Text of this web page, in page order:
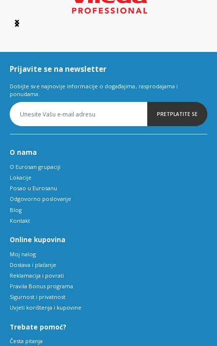
Item
6
Prijavite se na newsletter
Dobijte sve najnovije informacije o događajima, rasprodajama i
ponudama.
PRETPLATITE SE
O nama
O Eurosan grupaciji
Lokacije
Posao u Eurosanu
Odgovorno poslovanje
Blog
Kontakt
Online kupovina
Moj nalog
Dostava i plaćanje
Reklamacija i povrati
Pravila Bonus programa
Sigurnost i privatnost
Uvjeti korištenja i kupovine
Trebate pomoć?
Česta pitanja